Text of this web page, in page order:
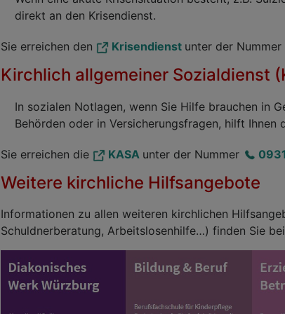
direkt an den Krisendienst.
Sie erreichen den Krisendienst unter der Nummer
Kirchlich allgemeiner Sozialdienst
In sozialen Notlagen, wenn Sie Hilfe brauchen in
Behörden oder in Versicherungsfragen, hilft Ihnen
Sie erreichen die KASA unter der Nummer
Weitere kirchliche Hilfsangebote
Informationen zu allen weiteren kirchlichen
Schuldnerberatung, Arbeitslosenhilfe…) finden Sie